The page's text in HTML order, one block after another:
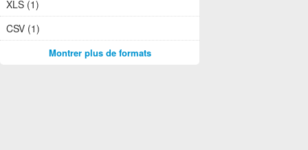
XLS (1)
CSV (1)
Montrer plus de formats